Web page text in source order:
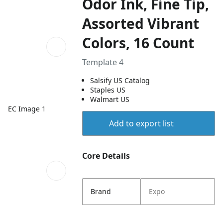
EC Image 1
Odor Ink, Fine Tip,
Assorted Vibrant
Colors, 16 Count
Template 4
Salsify US Catalog
Staples US
Walmart US
Add to export list
Core Details
Brand Expo